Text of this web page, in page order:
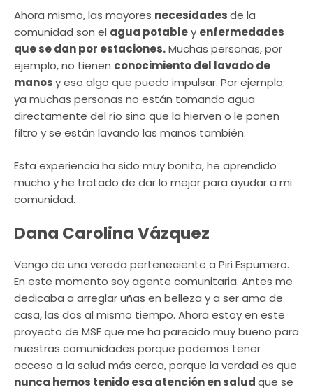
Ahora mismo, las mayores necesidadesde la
comunidad son el agua potabley enfermedades
que se dan por estaciones.Muchas personas, por
ejemplo, no tienen conocimiento del lavado de
manosy eso algo que puedo impulsar. Por ejemplo:
ya muchas personas no están tomando agua
directamente del río sino que la hierven o le ponen
filtro y se están lavando las manos también.
Esta experiencia ha sido muy bonita, he aprendido
mucho y he tratado de dar lo mejor para ayudar a mi
comunidad.
Dana Carolina Vázquez
Vengo de una vereda perteneciente a Piri Espumero.
En este momento soy agente comunitaria. Antes me
dedicaba a arreglar uñas en belleza y a ser ama de
casa, las dos al mismo tiempo. Ahora estoy en este
proyecto de MSF que me ha parecido muy bueno para
nuestras comunidades porque podemos tener
acceso a la salud más cerca, porque la verdad es que
nunca hemos tenido esa atención en saludque se